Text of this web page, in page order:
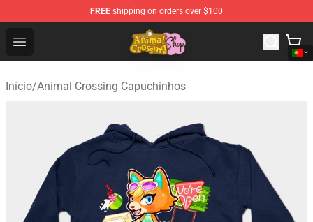
FREE shipping on orders over $100
Open menu
Animal Crossing Shop - Official Animal Crossing
Início/Animal Crossing Capuchinhos